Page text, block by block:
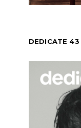
DEDICATE 43